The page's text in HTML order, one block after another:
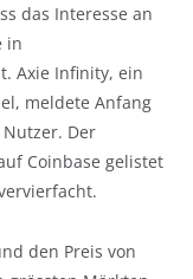
das Interesse an
in
Axie Infinity, ein
meldete Anfang
Der
Coinbase gelistet
den Preis von